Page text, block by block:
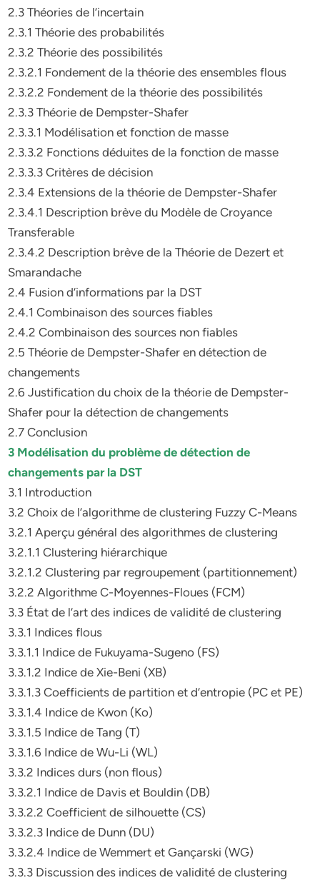
2.3 Théories de l’incertain
2.3.1 Théorie des probabilités
2.3.2 Théorie des possibilités
2.3.2.1 Fondement de la théorie des ensembles flous
2.3.2.2 Fondement de la théorie des possibilités
2.3.3 Théorie de Dempster-Shafer
2.3.3.1 Modélisation et fonction de masse
2.3.3.2 Fonctions déduites de la fonction de masse
2.3.3.3 Critères de décision
2.3.4 Extensions de la théorie de Dempster-Shafer
2.3.4.1 Description brève du Modèle de Croyance
Transferable
2.3.4.2 Description brève de la Théorie de Dezert et
Smarandache
2.4 Fusion d’informations par la DST
2.4.1 Combinaison des sources fiables
2.4.2 Combinaison des sources non fiables
2.5 Théorie de Dempster-Shafer en détection de
changements
2.6 Justification du choix de la théorie de Dempster-
Shafer pour la détection de changements
2.7 Conclusion
3 Modélisation du problème de détection de
changements par la DST
3.1 Introduction
3.2 Choix de l’algorithme de clustering Fuzzy C-Means
3.2.1 Aperçu général des algorithmes de clustering
3.2.1.1 Clustering hiérarchique
3.2.1.2 Clustering par regroupement (partitionnement)
3.2.2 Algorithme C-Moyennes-Floues (FCM)
3.3 État de l’art des indices de validité de clustering
3.3.1 Indices flous
3.3.1.1 Indice de Fukuyama-Sugeno (FS)
3.3.1.2 Indice de Xie-Beni (XB)
3.3.1.3 Coefficients de partition et d’entropie (PC et PE)
3.3.1.4 Indice de Kwon (Ko)
3.3.1.5 Indice de Tang (T)
3.3.1.6 Indice de Wu-Li (WL)
3.3.2 Indices durs (non flous)
3.3.2.1 Indice de Davis et Bouldin (DB)
3.3.2.2 Coefficient de silhouette (CS)
3.3.2.3 Indice de Dunn (DU)
3.3.2.4 Indice de Wemmert et Gançarski (WG)
3.3.3 Discussion des indices de validité de clustering